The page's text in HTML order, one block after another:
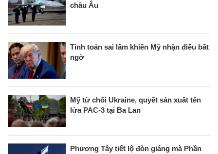
châu Âu
Tính toán sai lầm khiến Mỹ nhận điều bất
ngờ
Mỹ từ chối Ukraine, quyết sản xuất tên
lửa PAC-3 tại Ba Lan
Phương Tây tiết lộ đòn giáng mà Phần